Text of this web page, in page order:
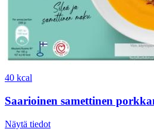
40 kcal
Saarioinen samettinen
Näytä tiedot